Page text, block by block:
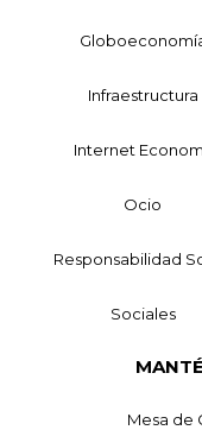
Infraestructura
Internet
Ocio
Responsabilidad
Sociales
Mesa de